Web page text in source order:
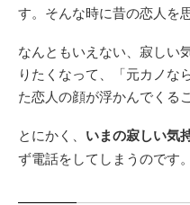
す。そんな時に昔の恋人を
なんともいえない、寂しい
りたくなって、「元カノな
た恋人の顔が浮かんでくる
とにかく、 いまの寂しい気
ず電話をしてしまうのです。